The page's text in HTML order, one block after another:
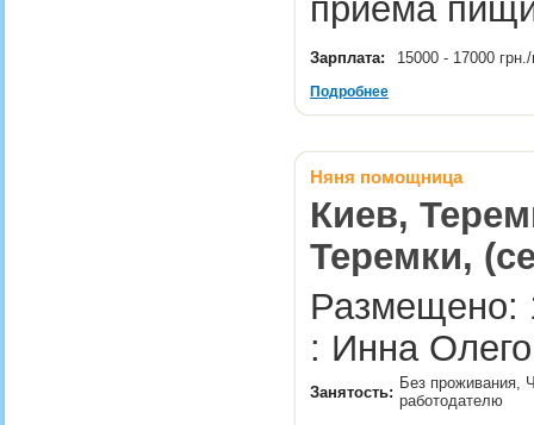
приёма
Зарплата: 15000 - 17000
Подробнее
Няня помощница
Киев,
Теремки,
Размещено:
: Инна
Занятость:
Без проживания,
работодателю